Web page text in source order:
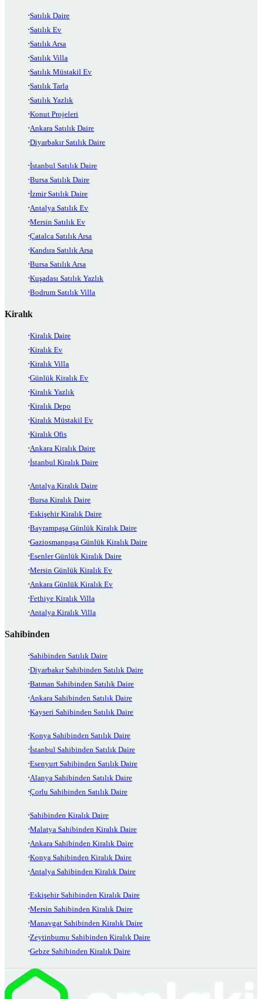
Satılık Daire
Satılık Ev
Satılık Arsa
Satılık Villa
Satılık Müstakil Ev
Satılık Tarla
Satılık Yazlık
Konut Projeleri
Ankara Satılık Daire
Diyarbakır Satılık Daire
İstanbul Satılık Daire
Bursa Satılık Daire
İzmir Satılık Daire
Antalya Satılık Ev
Mersin Satılık Ev
Çatalca Satılık Arsa
Kandıra Satılık Arsa
Bursa Satılık Arsa
Kuşadası Satılık Yazlık
Bodrum Satılık Villa
Kiralık
Kiralık Daire
Kiralık Ev
Kiralık Villa
Günlük Kiralık Ev
Kiralık Yazlık
Kiralık Depo
Kiralık Müstakil Ev
Kiralık Ofis
Ankara Kiralık Daire
İstanbul Kiralık Daire
Antalya Kiralık Daire
Bursa Kiralık Daire
Eskişehir Kiralık Daire
Bayrampaşa Günlük Kiralık Daire
Gaziosmanpaşa Günlük Kiralık Daire
Esenler Günlük Kiralık Daire
Mersin Günlük Kiralık Ev
Ankara Günlük Kiralık Ev
Fethiye Kiralık Villa
Antalya Kiralık Villa
Sahibinden
Sahibinden Satılık Daire
Diyarbakır Sahibinden Satılık Daire
Batman Sahibinden Satılık Daire
Ankara Sahibinden Satılık Daire
Kayseri Sahibinden Satılık Daire
Konya Sahibinden Satılık Daire
İstanbul Sahibinden Satılık Daire
Esenyurt Sahibinden Satılık Daire
Alanya Sahibinden Satılık Daire
Çorlu Sahibinden Satılık Daire
Sahibinden Kiralık Daire
Malatya Sahibinden Kiralık Daire
Ankara Sahibinden Kiralık Daire
Konya Sahibinden Kiralık Daire
Antalya Sahibinden Kiralık Daire
Eskişehir Sahibinden Kiralık Daire
Mersin Sahibinden Kiralık Daire
Manavgat Sahibinden Kiralık Daire
Zeytinburnu Sahibinden Kiralık Daire
Gebze Sahibinden Kiralık Daire